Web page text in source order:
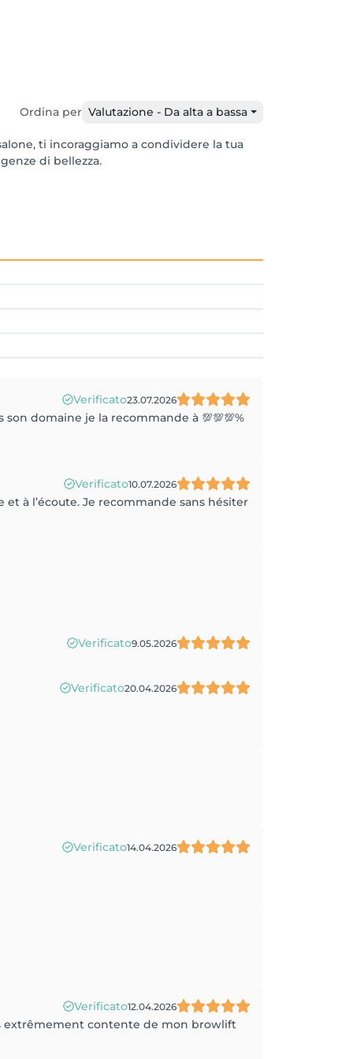
Ordina per Valutazione - Da alta a bassa
ti incoraggiamo a condividere la tua
di bellezza.
Verificato23.07.2026
domaine je la recommande à 💯💯💯%
Verificato10.07.2026
à l’écoute. Je recommande sans hésiter
Verificato9.05.2026
Verificato20.04.2026
Verificato14.04.2026
Verificato12.04.2026
extrêmement contente de mon browlift